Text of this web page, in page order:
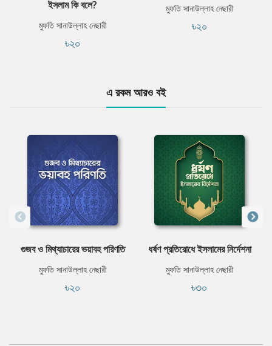
ইসলাম কি বলে?
মুফতি সানাউল্লাহ নেছারী
৳২০
মুফতি সানাউল্লাহ নেছারী
৳২০
এ রকম আরও বই
গুজব ও মিথ্যাচারের ভয়াবহ পরিণতি
মুফতি সানাউল্লাহ নেছারী
৳২০
ধর্ষণ প্রতিরোধে ইসলামের নির্দেশনা
মুফতি সানাউল্লাহ নেছারী
৳৩০